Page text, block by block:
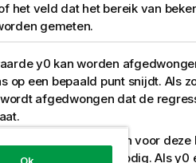
het veld dat het bereik van
gemeten.
y0 kan worden
op een bepaald punt snijdt. Als
afgedwongen dat de
zijn opgegeven, zijn voor deze
gegevensparen nodig. Alsy0